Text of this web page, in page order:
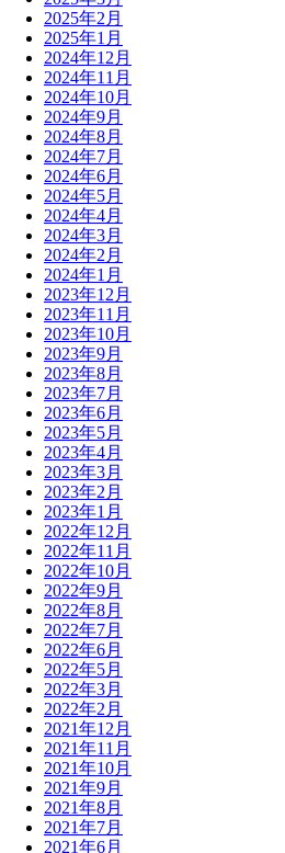
2025年2月
2025年1月
2024年12月
2024年11月
2024年10月
2024年9月
2024年8月
2024年7月
2024年6月
2024年5月
2024年4月
2024年3月
2024年2月
2024年1月
2023年12月
2023年11月
2023年10月
2023年9月
2023年8月
2023年7月
2023年6月
2023年5月
2023年4月
2023年3月
2023年2月
2023年1月
2022年12月
2022年11月
2022年10月
2022年9月
2022年8月
2022年7月
2022年6月
2022年5月
2022年3月
2022年2月
2021年12月
2021年11月
2021年10月
2021年9月
2021年8月
2021年7月
2021年6月